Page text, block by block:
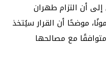
إلى أن التزام طهران
موضحًا أن القرار سيُتخذ
متوافقًا مع مصالحها